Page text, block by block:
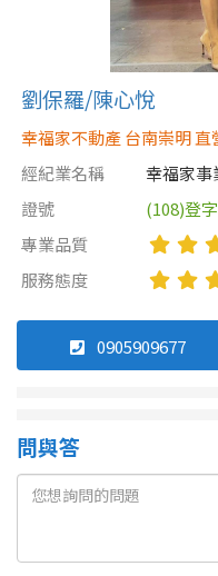
劉保羅/陳心悅
幸福家不動產 台南崇明 直
經紀業名稱
幸福家事
證號
(108)登
專業品質
服務態度
0905909677
問與答